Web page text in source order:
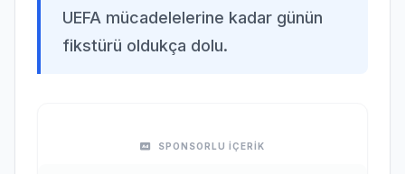
UEFA mücadelelerine kadar günün
fikstürü oldukça dolu.
SPONSORLU İÇERİK